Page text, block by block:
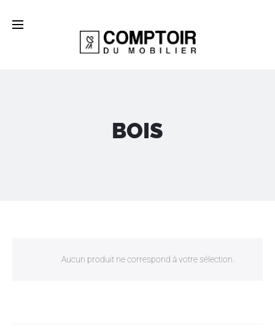
BOIS
Aucun produit ne correspond à votre sélection.